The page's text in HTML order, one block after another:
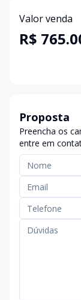
Valor venda
R$
Proposta
Preencha os
entre em